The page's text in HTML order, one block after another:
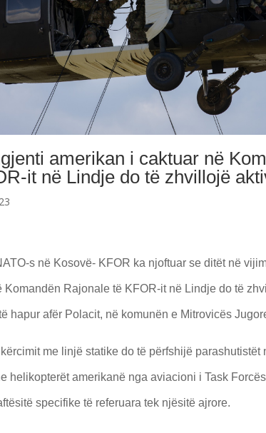
amerikan i caktuar në
it në Lindje do të zhvillojë
s në Kosovë- KFOR ka njoftuar se ditët në
Komandën Rajonale të KFOR-it në Lindje do të
hapur afër Polacit, në komunën e Mitrovicës
me linjë statike do të përfshijë parashutistët
helikopterët amerikanë nga aviacioni i Task
specifike të referuara tek njësitë ajrore.